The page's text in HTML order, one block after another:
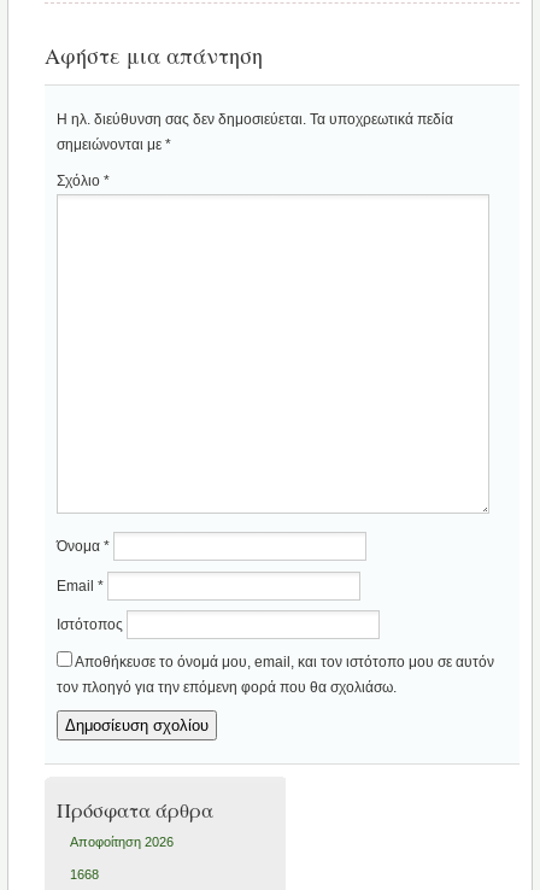
Αφήστε μια απάντηση
Η ηλ. διεύθυνση σας δεν δημοσιεύεται. Τα υποχρεωτικά πεδία
σημειώνονται με *
Σχόλιο *
Όνομα *
Email *
Ιστότοπος
Αποθήκευσε το όνομά μου, email, και τον ιστότοπο μου σε αυτόν
τον πλοηγό για την επόμενη φορά που θα σχολιάσω.
Πρόσφατα άρθρα
Aποφοίτηση 2026
1668